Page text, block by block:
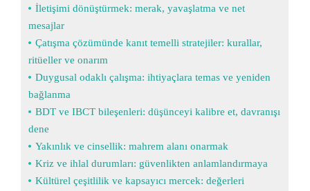
İletişimi dönüştürmek: merak, yavaşlatma ve net
mesajlar
Çatışma çözümünde kanıt temelli stratejiler: kurallar,
ritüeller ve onarım
Duygusal odaklı çalışma: ihtiyaçlara temas ve yeniden
bağlanma
BDT ve IBCT bileşenleri: düşünceyi kalibre et, davranışı
dene
Yakınlık ve cinsellik: mahrem alanı onarmak
Kriz ve ihlal durumları: güvenlikten anlamlandırmaya
Kültürel çeşitlilik ve kapsayıcı mercek: değerleri